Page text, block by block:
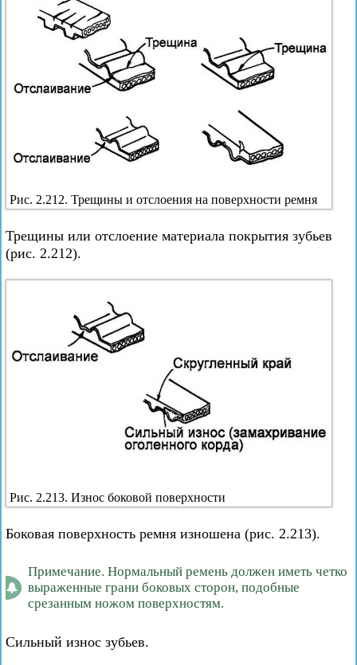
Рис. 2.212. Трещины и отслоения на поверхности ремня
Трещины или отслоение материала покрытия зубьев
(рис. 2.212).
Рис. 2.213. Износ боковой поверхности
Боковая поверхность ремня изношена (рис. 2.213).
Примечание. Нормальный ремень должен иметь четко
выраженные грани боковых сторон, подобные
срезанным ножом поверхностям.
Сильный износ зубьев.